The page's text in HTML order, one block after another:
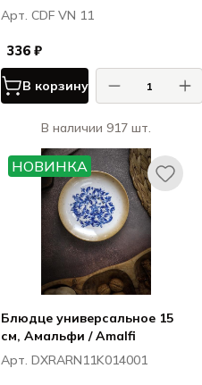
(для чашки CDF VN 10)
Арт. CDF VN 11
336 ₽
В корзину
В наличии 917 шт.
НОВИНКА
Блюдце универсальное 15
см, Амальфи / Amalfi
Арт. DXRARN11K014001